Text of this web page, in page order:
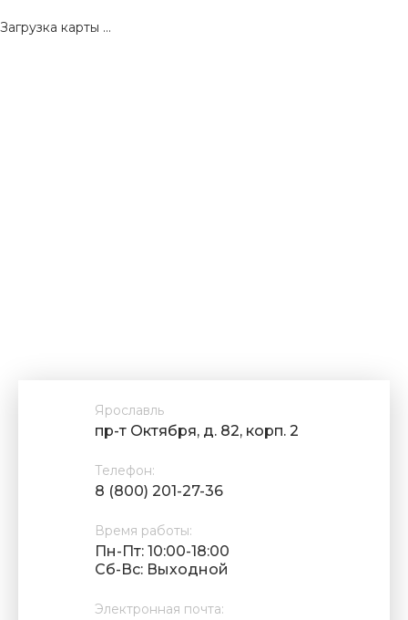
Загрузка карты ...
Ярославль
пр-т Октября, д. 82, корп. 2
Телефон:
8 (800) 201-27-36
Время работы:
Пн-Пт: 10:00-18:00
Cб-Вс: Выходной
Электронная почта: